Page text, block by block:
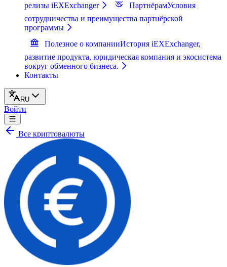
релизы iEXExchanger ПартнёрамУсловия
сотрудничества и преимущества партнёрской
программы
Полезное о компанииИстория iEXExchanger,
развитие продукта, юридическая компания и экосистема
вокруг обменного бизнеса.
Контакты
RU
Войти
Все криптовалюты